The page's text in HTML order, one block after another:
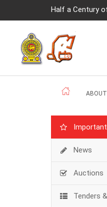
Half a Century
News
Auctions
Tenders